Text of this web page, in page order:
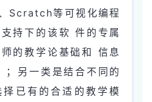
Scratch等可视化编程
持下的该软 件的专属
的教学论基础和 信息
；另一类是结合不同的
已有的合适的教学模